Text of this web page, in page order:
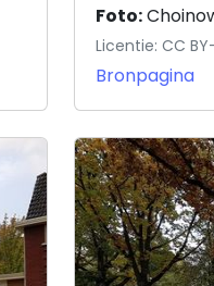
Foto:
Licentie: CC
Bronpagina